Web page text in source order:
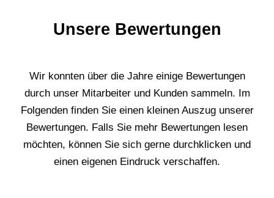
Unsere Bewertungen
Wir konnten über die Jahre einige Bewertungen
durch unser Mitarbeiter und Kunden sammeln. Im
Folgenden finden Sie einen kleinen Auszug unserer
Bewertungen. Falls Sie mehr Bewertungen lesen
möchten, können Sie sich gerne durchklicken und
einen eigenen Eindruck verschaffen.